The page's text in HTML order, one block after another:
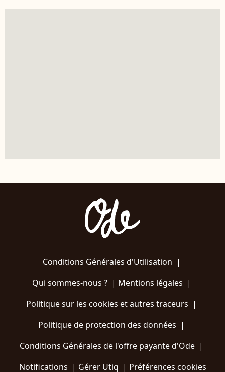
Conditions Générales d'Utilisation |
Qui sommes-nous ?| Mentions légales |
Politique sur les cookies et autres traceurs |
Politique de protection des données |
Conditions Générales de l'offre payante d'Ode |
Notifications | Gérer Utiq | Préférences cookies